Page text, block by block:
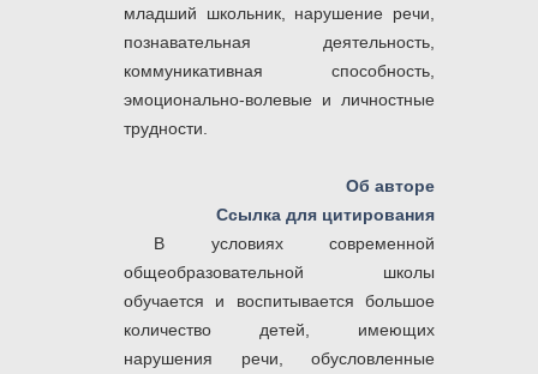
младший школьник, нарушение речи,
познавательная деятельность,
коммуникативная способность,
эмоционально-волевые и личностные
трудности.
Об авторе
Ссылка для цитирования
В условиях современной
общеобразовательной школы
обучается и воспитывается большое
количество детей, имеющих
нарушения речи, обусловленные